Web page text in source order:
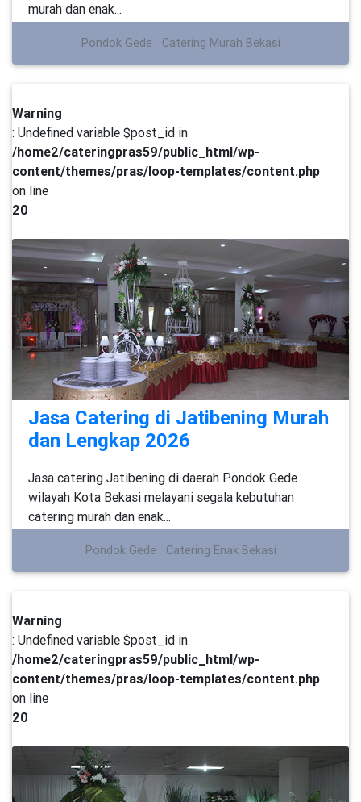
murah dan enak...
Pondok Gede Catering Murah Bekasi
Warning
: Undefined variable $post_id in
/home2/cateringpras59/public_html/wp-
content/themes/pras/loop-templates/content.php
on line
20
Jasa Catering di Jatibening Murah
dan Lengkap 2026
Jasa catering Jatibening di daerah Pondok Gede
wilayah Kota Bekasi melayani segala kebutuhan
catering murah dan enak...
Pondok Gede Catering Enak Bekasi
Warning
: Undefined variable $post_id in
/home2/cateringpras59/public_html/wp-
content/themes/pras/loop-templates/content.php
on line
20